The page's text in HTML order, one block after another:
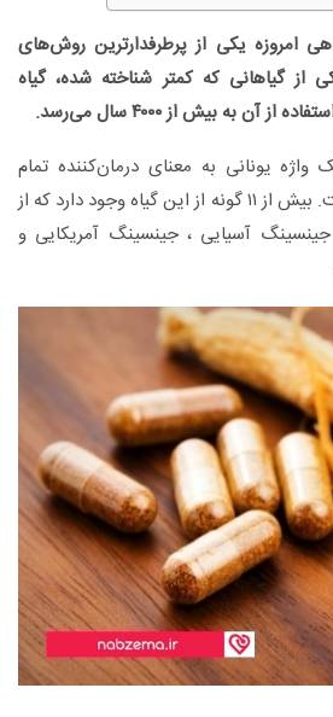
امروزه یکی از پرطرفدارترین روش‌های
از گیاهانی که کمتر شناخته شده، گیاه
به بیش از ۴۰۰۰ سال می‌رسد.
یونانی به معنای درمان‌کننده تمام
بیماری‌ها برداشته شده است. بیش از ۱۱ گونه از این گیاه وجود دارد که از
آسیایی ، جینسینگ آمریکایی و